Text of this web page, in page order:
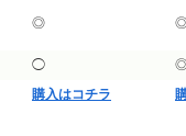
◎
◯
購入はコチラ